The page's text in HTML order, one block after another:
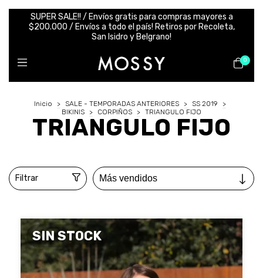
SUPER SALE!! / Envíos gratis para compras mayores a
$200.000 / Envíos a todo el país! Retiros por Recoleta,
San Isidro y Belgrano!
0
Inicio > SALE - TEMPORADAS ANTERIORES > SS 2019
>
BIKINIS
> CORPIÑOS > TRIANGULO FIJO
TRIANGULO FIJO
Filtrar
SIN STOCK